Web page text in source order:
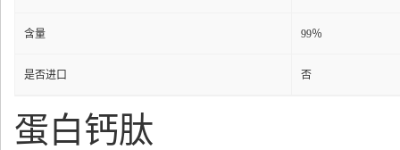
含量 99％
是否进口 否
蛋白钙肽